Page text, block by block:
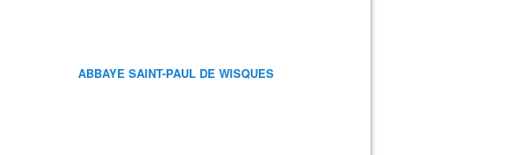
ABBAYE SAINT-PAUL DE WISQUES